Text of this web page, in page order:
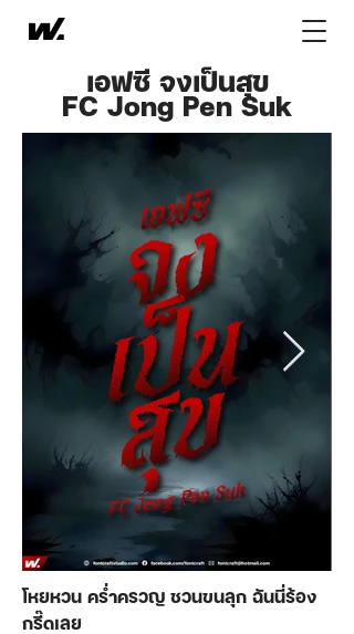
เอฟซี จงเป็นสุข
FC Jong Pen Suk
โหยหวน คร่ำครวญ ชวนขนลุก ฉันนี่ร้อง
กรี๊ดเลย